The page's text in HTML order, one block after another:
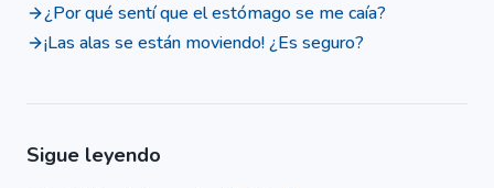
¿Por qué sentí que el estómago se me caía?
¡Las alas se están moviendo! ¿Es seguro?
Sigue leyendo